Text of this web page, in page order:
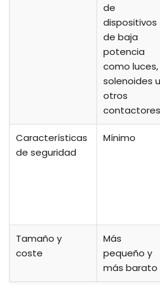
de
dispositivos
de baja
potencia
como luces,
solenoides u
otros
Características
de seguridad
Mínimo
Tamaño y
coste
Más
pequeño y
más barato